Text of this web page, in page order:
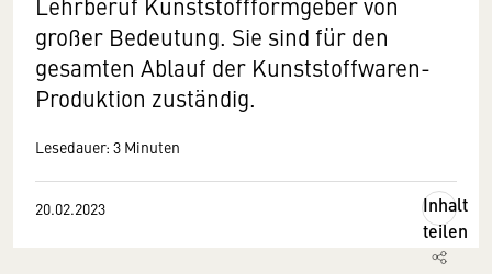
großer Bedeutung. Sie sind für den
gesamten Ablauf der Kunststoffwaren-
Produktion zuständig.
Lesedauer: 3 Minuten
20.02.2023
Inhalt
teilen